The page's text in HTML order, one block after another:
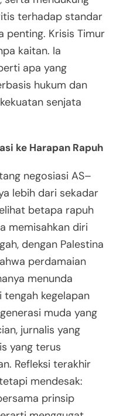
terhadap standar
penting. Krisis Timur
kaitan. Ia
apa yang
hukum dan
senjata
ke Harapan Rapuh
negosiasi AS–
lebih dari sekadar
betapa rapuh
memisahkan diri
dengan Palestina
perdamaian
menunda
tengah kegelapan
muda yang
jurnalis yang
yang terus
Refleksi terakhir
mendesak:
prinsip